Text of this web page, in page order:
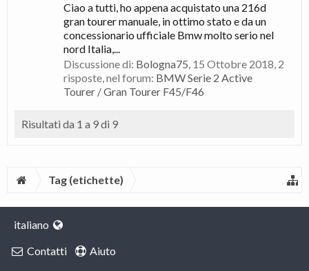
Ciao a tutti, ho appena acquistato una 216d
gran tourer manuale, in ottimo stato e da un
concessionario ufficiale Bmw molto serio nel
nord Italia,...
Discussione di: Bologna75, 15 Ottobre 2018, 2
risposte, nel forum: BMW Serie 2 Active
Tourer / Gran Tourer F45/F46
Risultati da 1 a 9 di 9
Tag (etichette)
italiano
Contatti
Aiuto